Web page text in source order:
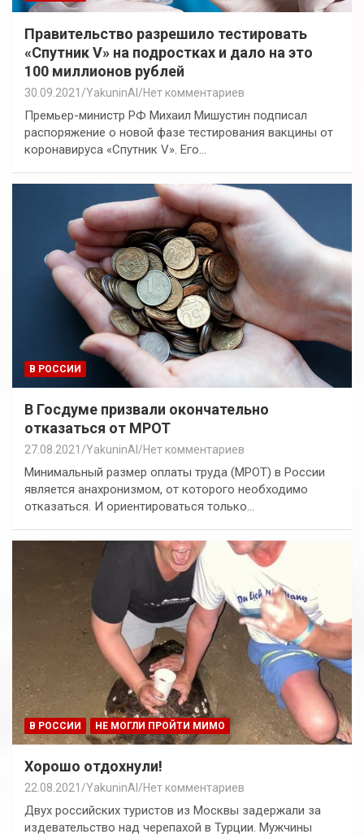
Правительство разрешило тестировать
«Спутник V» на подростках и дало на это
100 миллионов рублей
30.09.2021 YakuninAI Нет комментариев
Премьер-министр РФ Михаил Мишустин подписал
распоряжение о новой фазе тестирования вакцины от
коронавируса «Спутник V». Его…
В РОССИИ
В Госдуме призвали окончательно
отказаться от МРОТ
27.08.2021 YakuninAI Нет комментариев
Минимальный размер оплаты труда (МРОТ) в России
является анахронизмом, от которого необходимо
отказаться. И ориентироваться только…
В РОССИИ НЕ МОГЛИ ПРОЙТИ МИМО
Хорошо отдохнули!
22.08.2021 YakuninAI Нет комментариев
Двух российских туристов из Москвы задержали за
издевательство над черепахой в Турции. Мужчины